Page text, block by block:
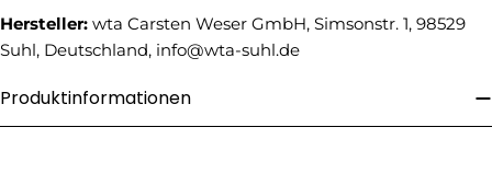
Ihre
Mail
Telefonnummer
Hersteller: wta Carsten Weser GmbH, Simsonstr. 1, 98529
Suhl, Deutschland, info@wta-suhl.de
Produktinformationen